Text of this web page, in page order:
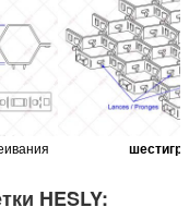
HESLY: